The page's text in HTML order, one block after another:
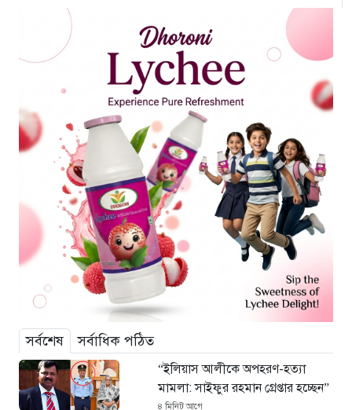
সর্বশেষ সর্বাধিক পঠিত
“ইলিয়াস আলীকে অপহরণ-হত্যা
মামলা: সাইফুর রহমান গ্রেপ্তার হচ্ছেন”
৪ মিনিট আগে